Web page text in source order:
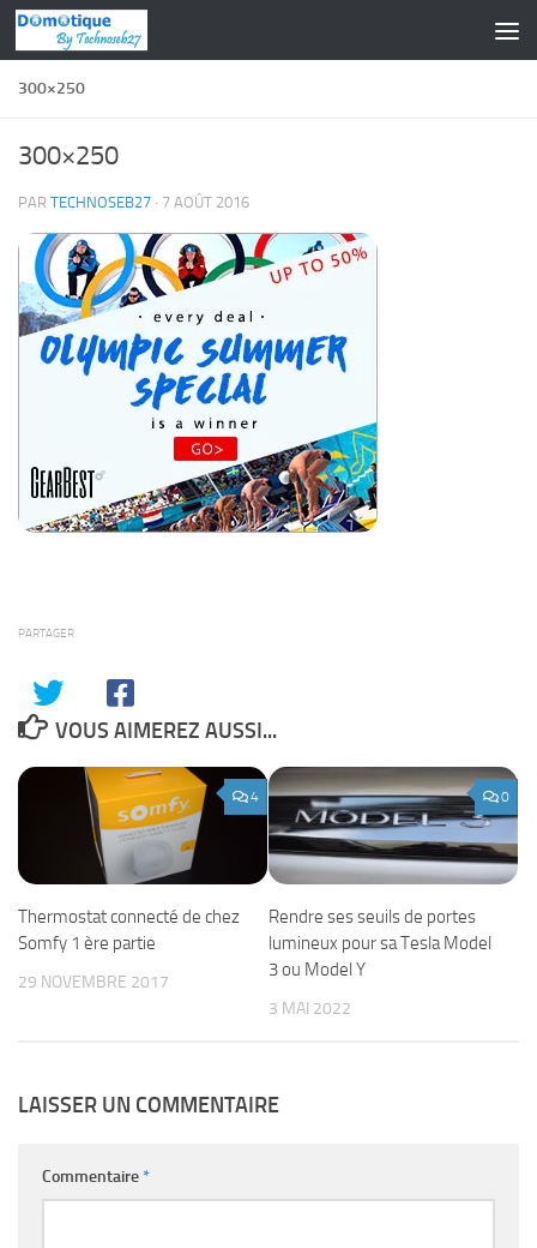
Skip to content
300×250
300×250
PAR TECHNOSEB27 · 7 AOÛT 2016
PARTAGER
VOUS AIMEREZ AUSSI...
4
Thermostat connecté de chez
Somfy 1 ère partie
29 NOVEMBRE 2017
0
Rendre ses seuils de portes
lumineux pour sa Tesla Model
3 ou Model Y
3 MAI 2022
LAISSER UN COMMENTAIRE
Commentaire*